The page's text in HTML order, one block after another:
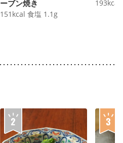
ーブン焼き
151 kcal 食塩 1.1 g
193kcal